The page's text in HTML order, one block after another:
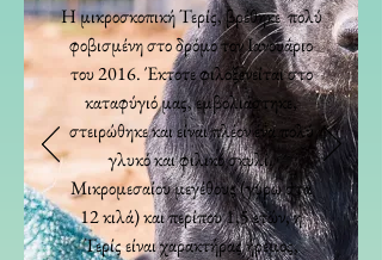
Η μικροσκοπική Τερίς, βρέθηκε πολύ
φοβισμένη στο δρόμο τον Ιανουάριο
του 2016. Έκτοτε φιλοξενείται στο
καταφύγιό μας, εμβολιάστηκε,
στειρώθηκε και είναι πλέον ένα πολύ
γλυκό και φιλικό σκυλί.
Μικρομεσαίου μεγέθους (γύρω στα
12 κιλά) και περίπου 1,5 ετών, η
Τερίς είναι χαρακτήρας ήρεμος,